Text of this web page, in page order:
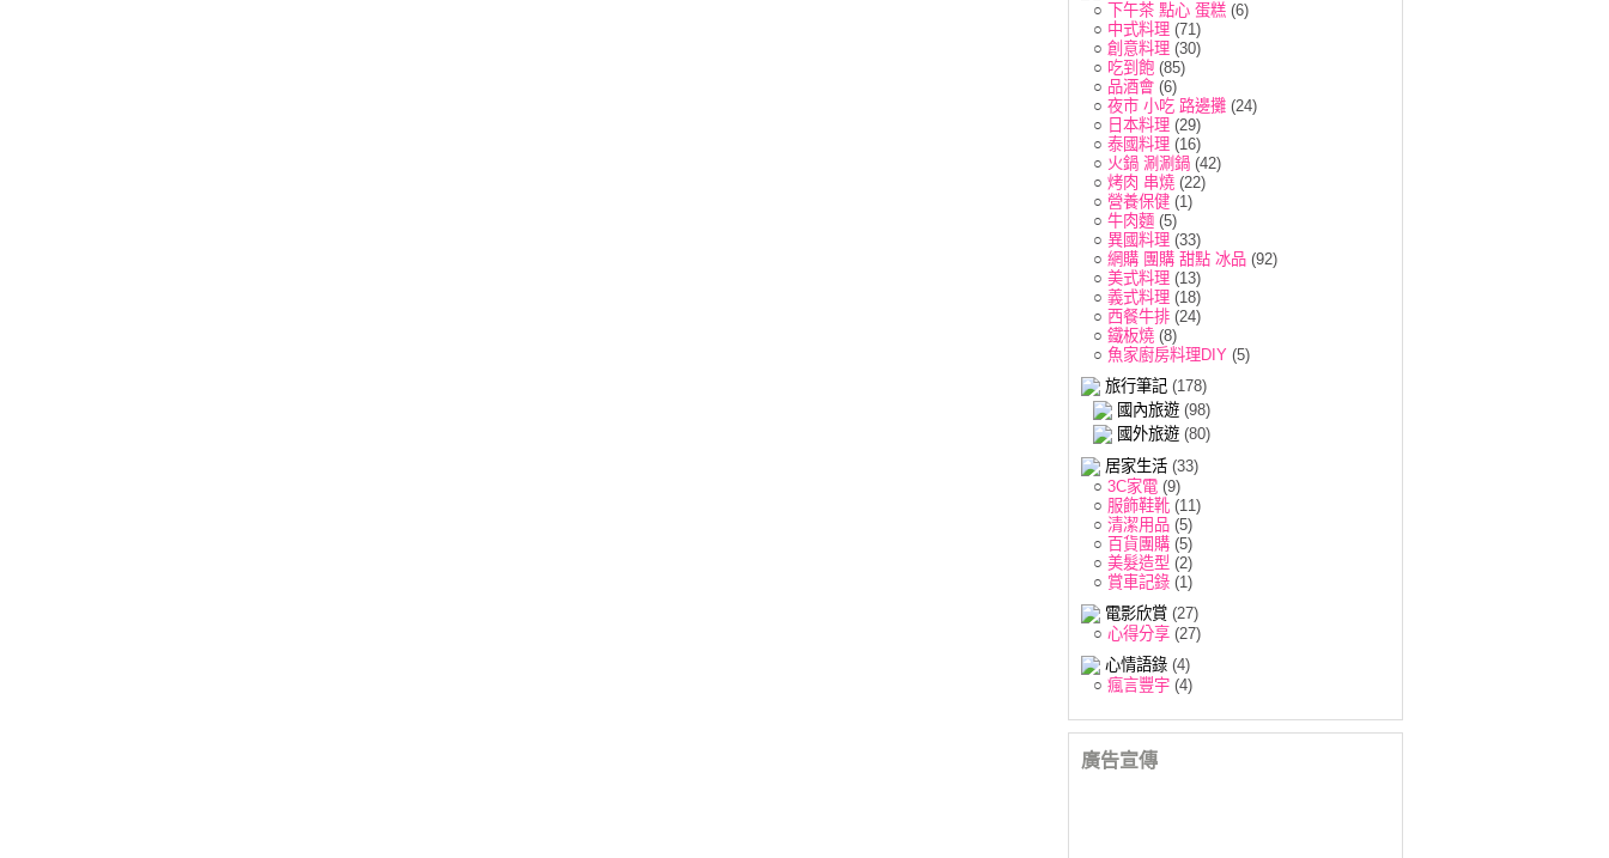
○
下午茶 點心 蛋糕 (6)
○ 中式料理 (71)
○ 創意料理 (30)
○ 吃到飽 (85)
○ 品酒會 (6)
○ 夜市 小吃 路邊攤 (24)
○ 日本料理 (29)
○ 泰國料理 (16)
○ 火鍋 涮涮鍋 (42)
○ 烤肉 串燒 (22)
○ 營養保健 (1)
○ 牛肉麵 (5)
○ 異國料理 (33)
○ 網購 團購 甜點 冰品 (92)
○ 美式料理 (13)
○ 義式料理 (18)
○ 西餐牛排 (24)
○ 鐵板燒 (8)
○ 魚家廚房料理DIY (5)
旅行筆記 (178)
國內旅遊 (98)
國外旅遊 (80)
居家生活 (33)
○ 3C家電 (9)
○ 服飾鞋靴 (11)
○ 清潔用品 (5)
○ 百貨團購 (5)
○ 美髮造型 (2)
○ 賞車記錄 (1)
電影欣賞 (27)
○ 心得分享 (27)
心情語錄 (4)
○ 瘋言豐宇 (4)
廣告宣傳